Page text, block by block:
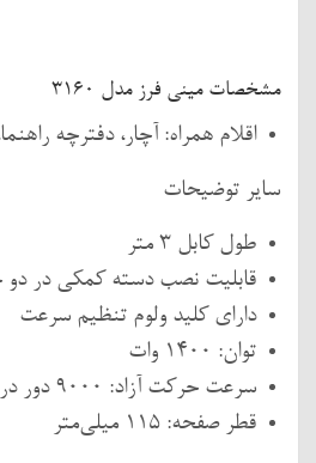
مشخصات مینی فرز مدل 3160
اقلام همراه: آچار، دفترچه
سایر توضیحات
طول کابل 3 متر
قابلیت نصب دسته کمکی در
دارای کلید ولوم تنظیم سرعت
توان: 1400 وات
سرعت حرکت آزاد: 9000 دور در دقیقه
قطر صفحه: 115 میلی‌متر